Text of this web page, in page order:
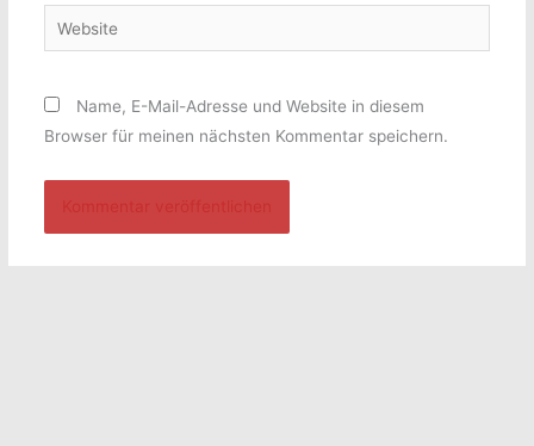
Website
Name, E-Mail-Adresse und Website in diesem
Browser für meinen nächsten Kommentar speichern.